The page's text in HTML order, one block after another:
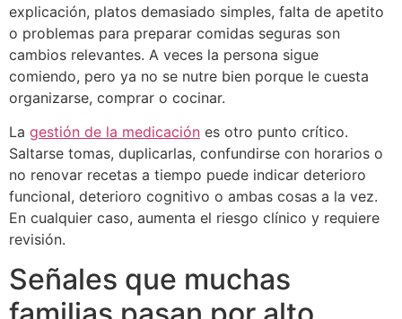
explicación, platos demasiado simples, falta de apetito
o problemas para preparar comidas seguras son
cambios relevantes. A veces la persona sigue
comiendo, pero ya no se nutre bien porque le cuesta
organizarse, comprar o cocinar.
La gestión de la medicación es otro punto crítico.
Saltarse tomas, duplicarlas, confundirse con horarios o
no renovar recetas a tiempo puede indicar deterioro
funcional, deterioro cognitivo o ambas cosas a la vez.
En cualquier caso, aumenta el riesgo clínico y requiere
revisión.
Señales que muchas